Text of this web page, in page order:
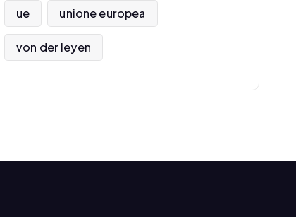
ue unione europea
von der leyen